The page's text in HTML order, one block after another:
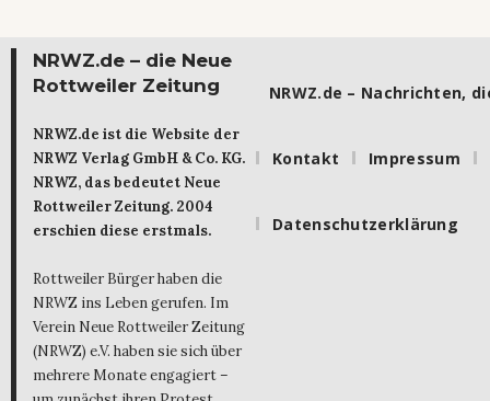
NRWZ.de – die Neue
Rottweiler Zeitung
NRWZ.de ist die Website der
NRWZ Verlag GmbH & Co. KG.
NRWZ, das bedeutet Neue
Rottweiler Zeitung. 2004
erschien diese erstmals.
Rottweiler Bürger haben die
NRWZ ins Leben gerufen. Im
Verein Neue Rottweiler Zeitung
(NRWZ) e.V. haben sie sich über
mehrere Monate engagiert –
NRWZ.de – Nachrichten,
Kontakt Impressum
Datenschutzerklärung